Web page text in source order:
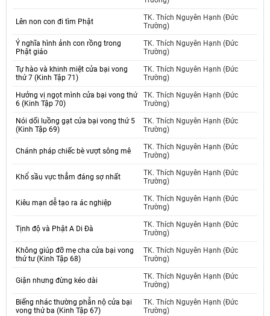
Lên non con đi tìm Phật
TK. Thích Nguyên Hạnh (Đức
Trường)
Ý nghĩa hình ảnh con rồng trong
Phật giáo
TK. Thích Nguyên Hạnh (Đức
Trường)
Tự hào và khinh miệt cửa bại vong
thứ 7 (Kinh Tập 71)
TK. Thích Nguyên Hạnh (Đức
Trường)
Hưởng vị ngọt mình cửa bại vong thứ
6 (Kinh Tập 70)
TK. Thích Nguyên Hạnh (Đức
Trường)
Nói dối luồng gạt cửa bại vong thứ 5
(Kinh Tập 69)
TK. Thích Nguyên Hạnh (Đức
Trường)
Chánh pháp chiếc bè vượt sông mê
TK. Thích Nguyên Hạnh (Đức
Trường)
Khổ sầu vực thẳm đáng sợ nhất
TK. Thích Nguyên Hạnh (Đức
Trường)
Kiêu mạn dễ tạo ra ác nghiệp
TK. Thích Nguyên Hạnh (Đức
Trường)
Tịnh độ và Phật A Di Đà
TK. Thích Nguyên Hạnh (Đức
Trường)
Không giúp đỡ mẹ cha cửa bại vong
thứ tư (Kinh Tập 68)
TK. Thích Nguyên Hạnh (Đức
Trường)
Giận nhưng đừng kéo dài
TK. Thích Nguyên Hạnh (Đức
Trường)
Biếng nhác thường phẫn nộ cửa bại
vong thứ ba (Kinh Tập 67)
TK. Thích Nguyên Hạnh (Đức
Trường)